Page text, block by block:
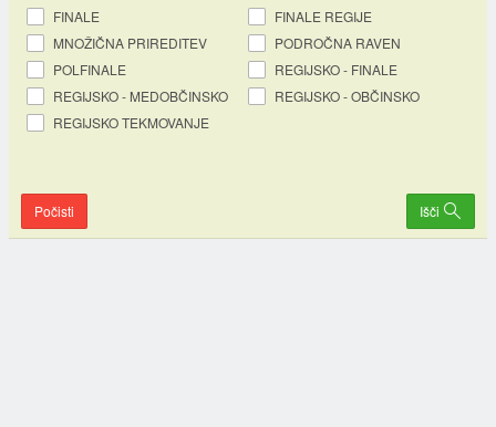
FINALE
FINALE REGIJE
MNOŽIČNA PRIREDITEV
PODROČNA RAVEN
POLFINALE
REGIJSKO - FINALE
REGIJSKO - MEDOBČINSKO
REGIJSKO - OBČINSKO
REGIJSKO TEKMOVANJE
Počisti Išči